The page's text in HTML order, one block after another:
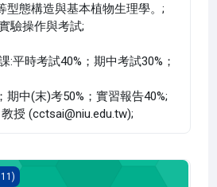
型態構造與基本植物生理學。;
驗操作與考試;
:平時考試40%；期中考試30%；
期中(末)考50%；實習報告40%;
授 (cctsai@niu.edu.tw);